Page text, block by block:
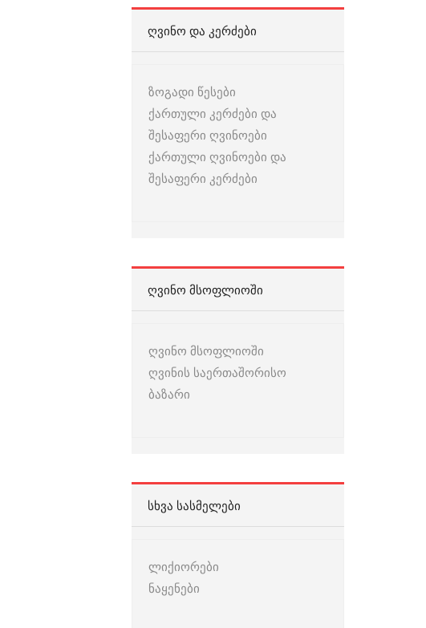
ᲦᲕᲘᲜᲝ ᲓᲐ ᲙᲔᲠᲫᲔᲑᲘ
ზოგადი წესები
ქართული კერძები და
შესაფერი ღვინოები
ქართული ღვინოები და
შესაფერი კერძები
ᲦᲕᲘᲜᲝ ᲛᲡᲝᲤᲚᲘᲝᲨᲘ
ღვინო მსოფლიოში
ღვინის საერთაშორისო
ბაზარი
ᲡᲮᲕᲐ ᲡᲐᲡᲛᲔᲚᲔᲑᲘ
ლიქიორები
ნაყენები